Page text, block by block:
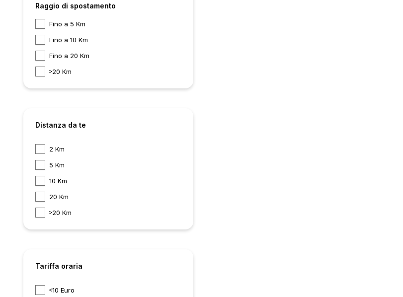
Raggio di spostamento
Fino a 5 Km
Fino a 10 Km
Fino a 20 Km
20 Km
Distanza da te
2 Km
5 Km
10 Km
20 Km
20 Km
Tariffa oraria
10 Euro